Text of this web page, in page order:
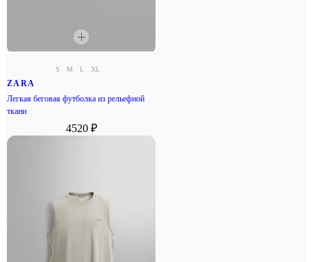
S M L XL
ZARA
Легкая беговая футболка из рельефной
ткани
4520 ₽